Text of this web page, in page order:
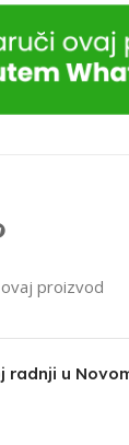
proizvod
radnji u